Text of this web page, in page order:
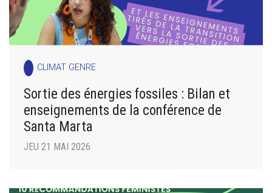
CLIMAT GENRE
Sortie des énergies fossiles : Bilan et
enseignements de la conférence de
Santa Marta
JEU 21 MAI 2026